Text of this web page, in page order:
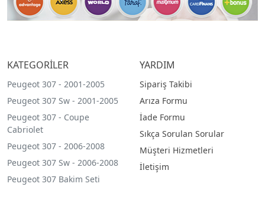
KATEGORİLER
Peugeot 307 - 2001-2005
Peugeot 307 Sw - 2001-2005
Peugeot 307 - Coupe
Cabriolet
Peugeot 307 - 2006-2008
Peugeot 307 Sw - 2006-2008
Peugeot 307 Bakim Seti
YARDIM
Sipariş Takibi
Arıza Formu
İade Formu
Sıkça Sorulan Sorular
Müşteri Hizmetleri
İletişim